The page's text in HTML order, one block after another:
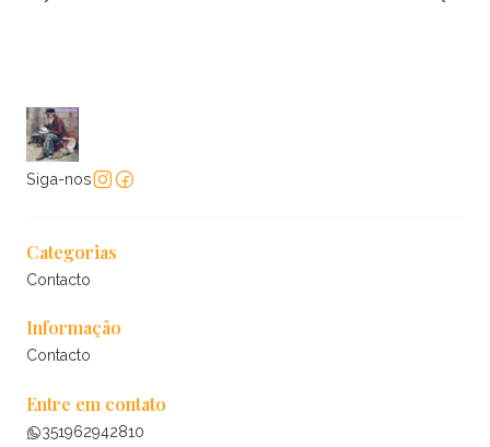
Siga-nos
Categorias
Contacto
Informação
Contacto
Entre em contato
351962942810